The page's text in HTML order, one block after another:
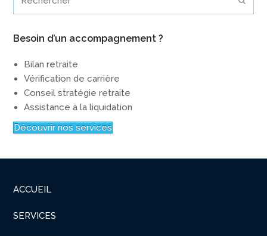
Besoin d’un accompagnement ?
Bilan retraite
Vérification de carrière
Conseil stratégie retraite
Assistance à la liquidation
Découvrir nos services
ACCUEIL
SERVICES